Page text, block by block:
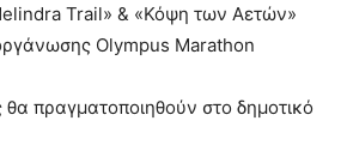
Trail» & «Κόψη των Αετών»
Olympus Marathon
θα πραγματοποιηθούν στο δημοτικό